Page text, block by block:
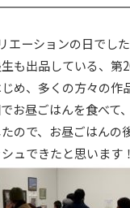
エーションの日でした
も出品している、第
め、多くの方々の作
お昼ごはんを食べて
ので、お昼ごはんの
ュできたと思います！